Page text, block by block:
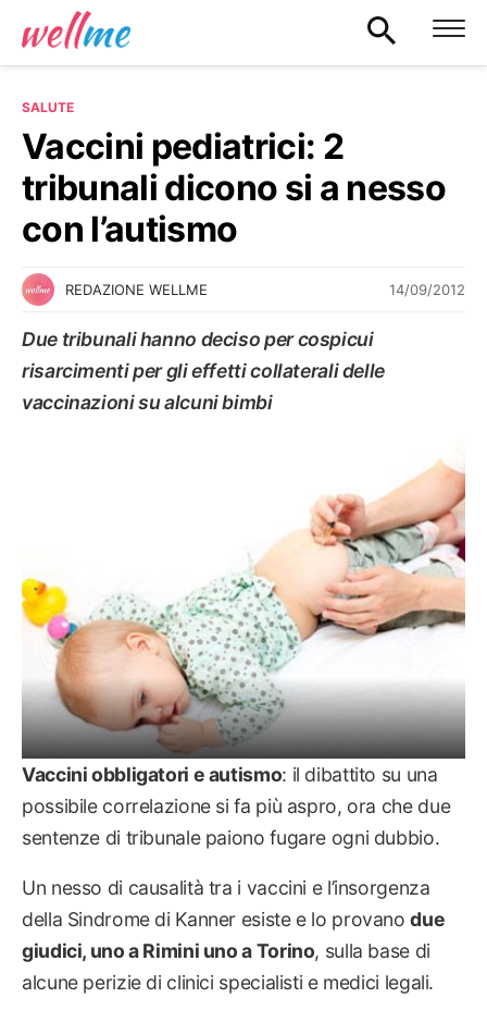
SALUTE
Vaccini pediatrici: 2
tribunali dicono si a nesso
con l’autismo
REDAZIONE WELLME 14/09/2012
Due tribunali hanno deciso per cospicui
risarcimenti per gli effetti collaterali delle
vaccinazioni su alcuni bimbi
Vaccini obbligatori e autismo: il dibattito su una
possibile correlazione si fa più aspro, ora che due
sentenze di tribunale paiono fugare ogni dubbio.
Un nesso di causalità tra i vaccini e l’insorgenza
della Sindrome di Kanner esiste e lo provanodue
giudici, uno a Rimini uno a Torino, sulla base di
alcune perizie di clinici specialisti e medici legali.